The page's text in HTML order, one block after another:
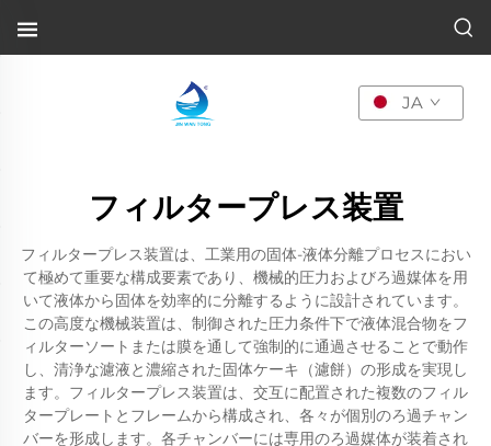
JA
フィルタープレス装置
フィルタープレス装置は、工業用の固体-液体分離プロセスにおい
て極めて重要な構成要素であり、機械的圧力およびろ過媒体を用
いて液体から固体を効率的に分離するように設計されています。
この高度な機械装置は、制御された圧力条件下で液体混合物をフ
ィルターソートまたは膜を通して強制的に通過させることで動作
し、清浄な濾液と濃縮された固体ケーキ（濾餅）の形成を実現し
ます。フィルタープレス装置は、交互に配置された複数のフィル
タープレートとフレームから構成され、各々が個別のろ過チャン
バーを形成します。各チャンバーには専用のろ過媒体が装着され